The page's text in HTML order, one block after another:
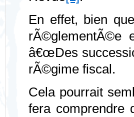
En effet, bien
â€œDes
rÃ©gime fiscal.
Cela pourrait
fera comprendre